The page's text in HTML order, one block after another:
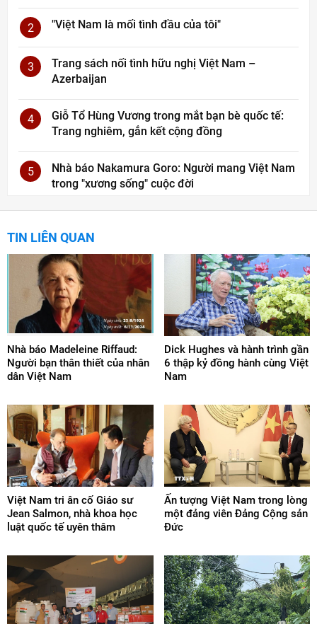
2 "Việt Nam là mối tình đầu của tôi"
3
Trang sách nối tình hữu nghị Việt Nam –
Azerbaijan
4
Giỗ Tổ Hùng Vương trong mắt bạn bè quốc tế:
Trang nghiêm, gắn kết cộng đồng
5
Nhà báo Nakamura Goro: Người mang Việt Nam
trong "xương sống" cuộc đời
TIN LIÊN QUAN
Nhà báo Madeleine Riffaud:
Người bạn thân thiết của nhân
dân Việt Nam
Dick Hughes và hành trình gần
6 thập kỷ đồng hành cùng Việt
Nam
Việt Nam tri ân cố Giáo sư
Jean Salmon, nhà khoa học
luật quốc tế uyên thâm
Ấn tượng Việt Nam trong lòng
một đảng viên Đảng Cộng sản
Đức